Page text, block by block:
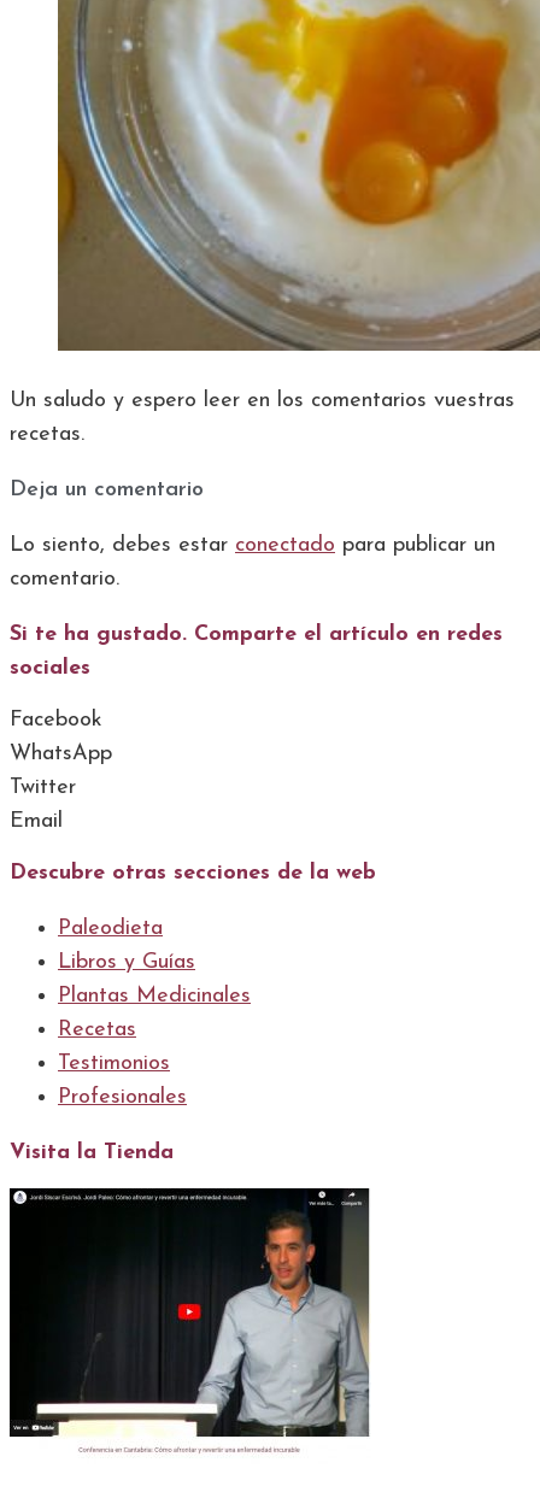
Un saludo y espero leer en los comentarios vuestras
recetas.
Deja un comentario
Lo siento, debes estar conectado para publicar un
comentario.
Si te ha gustado. Comparte el artículo en redes
sociales
Facebook
WhatsApp
Twitter
Email
Descubre otras secciones de la web
Paleodieta
Libros y Guías
Plantas Medicinales
Recetas
Testimonios
Profesionales
Visita la Tienda